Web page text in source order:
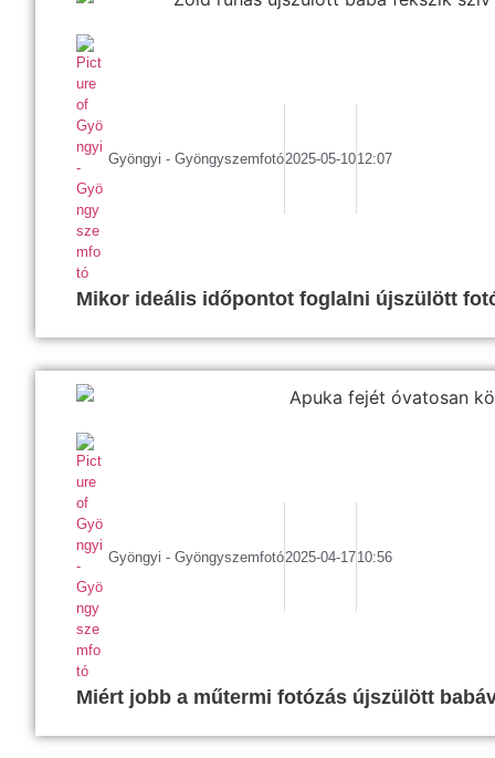
Gyöngyi - Gyöngyszemfotó2025-05-1012:07
Mikor ideális időpontot foglalni újszülött
Gyöngyi - Gyöngyszemfotó2025-04-1710:56
Miért jobb a műtermi fotózás újszülött